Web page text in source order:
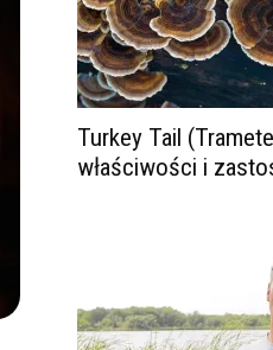
Turkey Tail
właściwości i